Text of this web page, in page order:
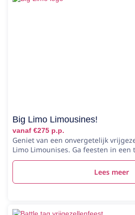
Big Limo Limousines!
vanaf €275 p.p.
Geniet van een onvergetelijk
Limo Limounises. Ga feesten in een
Lees meer